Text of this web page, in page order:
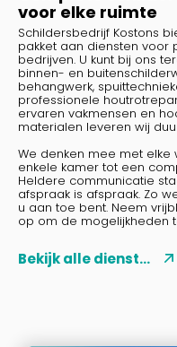
voor elke ruimte
Schildersbedrijf Kostons
pakket aan diensten voor
bedrijven. U kunt bij ons
binnen- en
behangwerk,
professionele
ervaren vakmensen en
materialen leveren wij
We denken mee met elke
enkele kamer tot een
Heldere communicatie
afspraak is afspraak. Zo
u aan toe bent. Neem
op om de mogelijkheden
Bekijk alle diensten